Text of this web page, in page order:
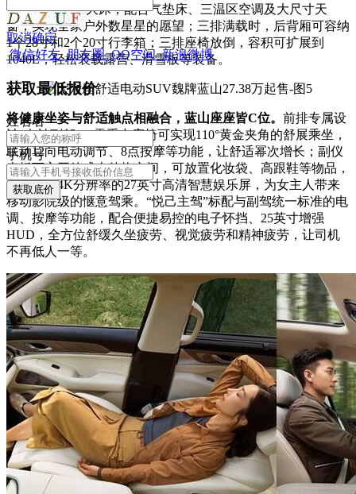
秒变1.8米露营大床，配合气垫床、三温区空调及大尺寸天
窗，实现全家户外数星星的愿望；三排满载时，后背厢可容纳
1个28寸和2个20寸行李箱；三排座椅放倒，容积可扩展到
1040L，轻松装载露营、滑雪板等装备。
将健康坐姿与舒适触点相融合，蓝山座座皆C位。 前排专属设
计“女神副驾”，零重力座椅可实现110°黄金夹角的舒展乘坐，
联动12向电动调节、8点按摩等功能，让舒适幂次增长；副仪
表板下方开放式大储物空间，可放置化妆袋、高跟鞋等物品，
配合具有4K分辨率的27英寸高清智慧娱乐屏，为女主人带来
移动影院级的惬意驾乘。“悦己主驾”标配与副驾统一标准的电
调、按摩等功能，配合便捷易控的电子怀挡、25英寸增强
HUD，全方位舒缓久坐疲劳、视觉疲劳和精神疲劳，让司机
不再低人一等。
取消确定
微信好友 朋友圈 QQ空间 新浪微博
获取最低报价
姓名名
手机号
获取底价